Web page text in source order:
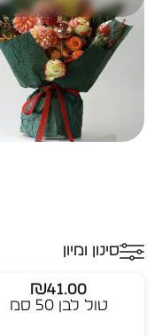
סינון ומיון
₪41.00
טול לבן 50 סמ